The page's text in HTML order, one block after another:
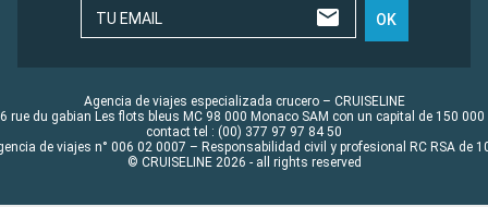
TU EMAIL OK
Agencia de viajes especializada crucero – CRUISELINE
rue du gabian Les flots bleus MC 98 000 Monaco SAM con un capital de 150 000
contact tel : (00) 377 97 97 84 50
de viajes n° 006 02 0007 – Responsabilidad civil y profesional RC RSA de
© CRUISELINE 2026 - all rights reserved